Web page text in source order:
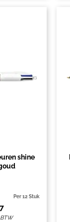
shine
Per 12 Stuk